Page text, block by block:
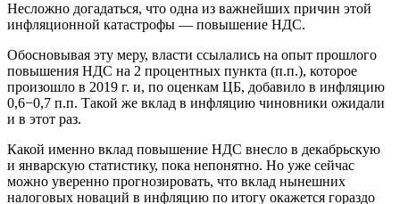
Несложно догадаться, что одна из важнейших причин этой
инфляционной катастрофы — повышение НДС.
Обосновывая эту меру, власти ссылались на опыт прошлого
повышения НДС на 2 процентных пункта (п.п.), которое
произошло в 2019 г. и, по оценкам ЦБ, добавило в инфляцию
0,6−0,7 п.п. Такой же вклад в инфляцию чиновники ожидали
и в этот раз.
Какой именно вклад повышение НДС внесло в декабрьскую
и январскую статистику, пока непонятно. Но уже сейчас
можно уверенно прогнозировать, что вклад нынешних
налоговых новаций в инфляцию по итогу окажется гораздо